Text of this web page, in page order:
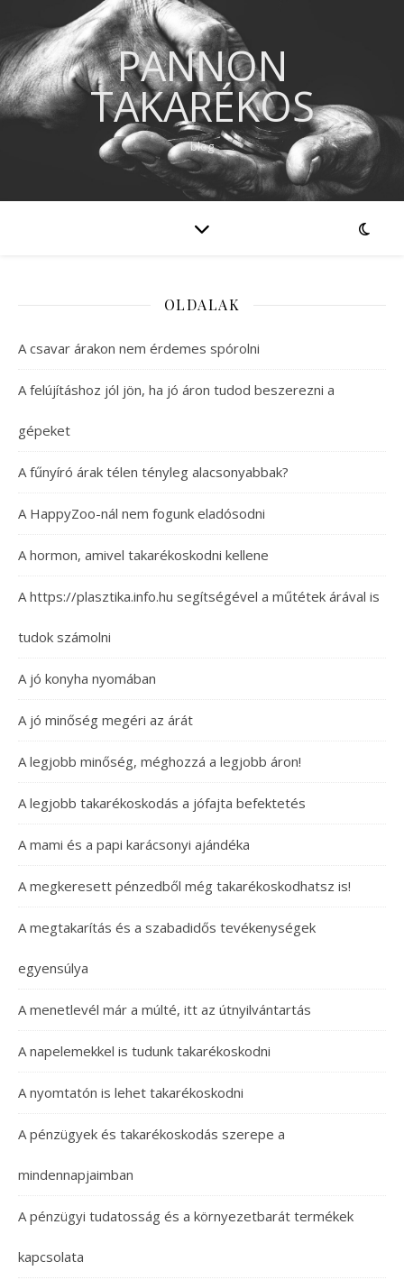
PANNON
TAKARÉKOS
blog
OLDALAK
A csavar árakon nem érdemes spórolni
A felújításhoz jól jön, ha jó áron tudod beszerezni a
gépeket
A fűnyíró árak télen tényleg alacsonyabbak?
A HappyZoo-nál nem fogunk eladósodni
A hormon, amivel takarékoskodni kellene
A https://plasztika.info.hu segítségével a műtétek árával is
tudok számolni
A jó konyha nyomában
A jó minőség megéri az árát
A legjobb minőség, méghozzá a legjobb áron!
A legjobb takarékoskodás a jófajta befektetés
A mami és a papi karácsonyi ajándéka
A megkeresett pénzedből még takarékoskodhatsz is!
A megtakarítás és a szabadidős tevékenységek
egyensúlya
A menetlevél már a múlté, itt az útnyilvántartás
A napelemekkel is tudunk takarékoskodni
A nyomtatón is lehet takarékoskodni
A pénzügyek és takarékoskodás szerepe a
mindennapjaimban
A pénzügyi tudatosság és a környezetbarát termékek
kapcsolata